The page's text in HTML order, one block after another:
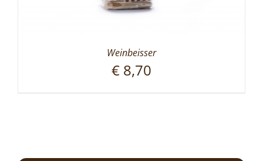
Weinbeisser
€ 8,70